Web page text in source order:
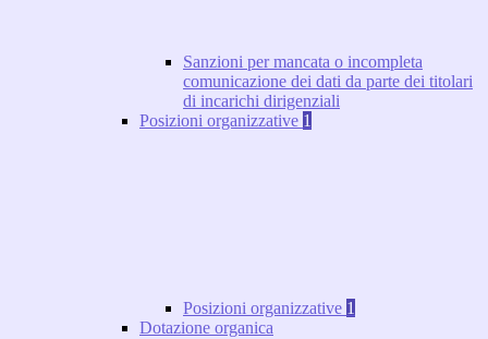
Sanzioni per mancata o incompleta
comunicazione dei dati da parte dei titolari
di incarichi dirigenziali
Posizioni organizzative 1
Posizioni organizzative 1
Dotazione organica